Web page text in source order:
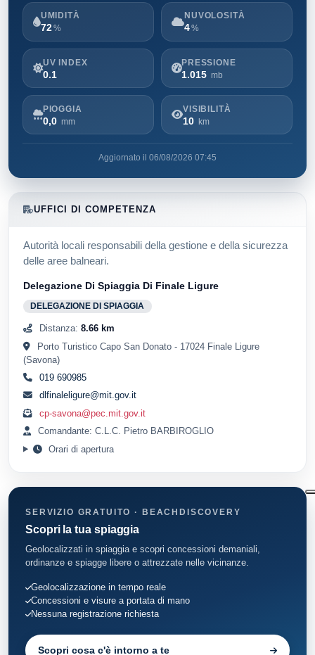
UMIDITÀ
72 %
NUVOLOSITÀ
4%
UV INDEX
0.1
PRESSIONE
1.015 mb
PIOGGIA
0,0 mm
VISIBILITÀ
10 km
Aggiornato il 06/08/2026 07:45
UFFICI DI COMPETENZA
Autorità locali responsabili della gestione e della sicurezza
delle aree balneari.
Delegazione Di Spiaggia Di Finale Ligure
DELEGAZIONE DI SPIAGGIA
Distanza: 8.66 km
Porto Turistico Capo San Donato - 17024 Finale Ligure
(Savona)
019 690985
dlfinaleligure@mit.gov.it
cp-savona@pec.mit.gov.it
Comandante: C.L.C. Pietro BARBIROGLIO
Orari di apertura
SERVIZIO GRATUITO · BEACHDISCOVERY
Scopri la tua spiaggia
Geolocalizzati in spiaggia e scopri concessioni demaniali,
ordinanze e spiagge libere o attrezzate nelle vicinanze.
Geolocalizzazione in tempo reale
Concessioni e visure a portata di mano
Nessuna registrazione richiesta
Scopri cosa c'è intorno a te